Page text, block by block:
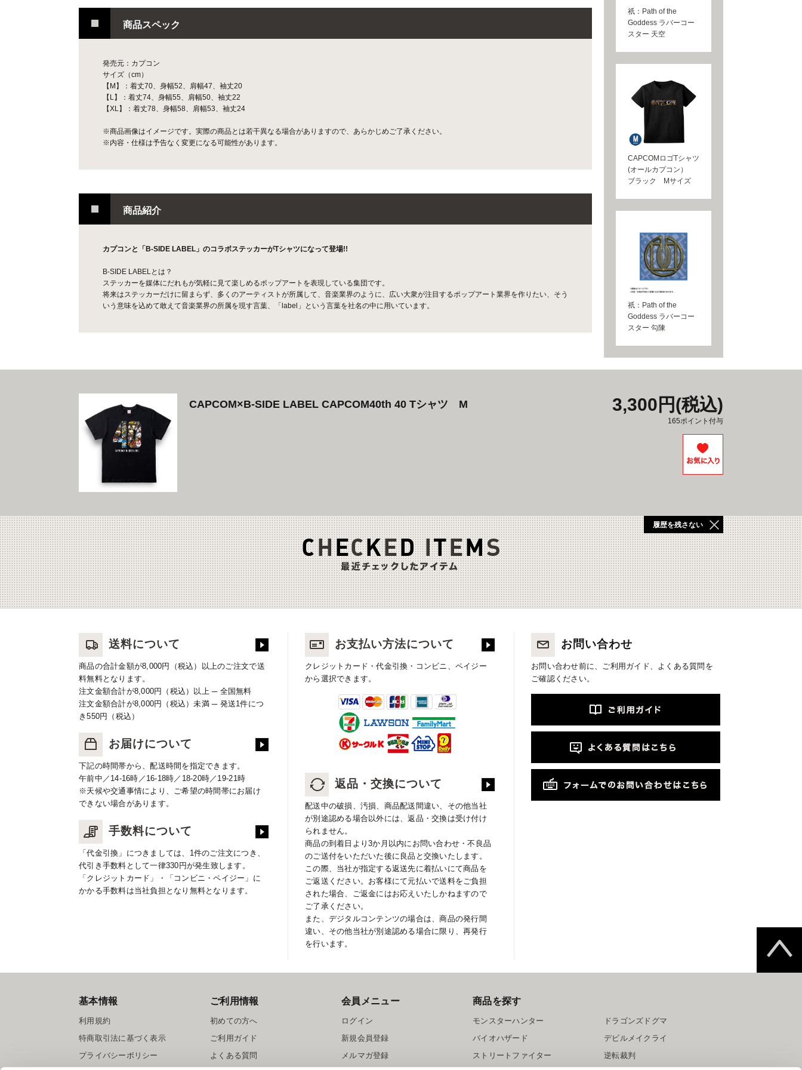
商品スペック
発売元：カプコン
サイズ（cm）
【M】：着丈70、身幅52、肩幅47、袖丈20
【L】：着丈74、身幅55、肩幅50、袖丈22
【XL】：着丈78、身幅58、肩幅53、袖丈24
※商品画像はイメージです。実際の商品とは若干異なる場合がありますので、あらかじめご了承ください。
※内容・仕様は予告なく変更になる可能性があります。
商品紹介
カプコンと「B-SIDE LABEL」のコラボステッカーがTシャツになって登場!!
B-SIDE LABELとは？
ステッカーを媒体にだれもが気軽に見て楽しめるポップアートを表現している集団です。
将来はステッカーだけに留まらず、多くのアーティストが所属して、音楽業界のように、広い大衆が注目するポップアート業界を作りたい、そう
いう意味を込めて敢えて音楽業界の所属を現す言葉、「label」という言葉を社名の中に用いています。
祇：Path of the
Goddess ラバーコー
スター 天空
CAPCOMロゴTシャツ
(オールカプコン）
ブラック Mサイズ
祇：Path of the
Goddess ラバーコー
スター 勾陳
CAPCOM×B-SIDE LABEL CAPCOM40th 40 Tシャツ M 3,300円(税込)
165ポイント付与
履歴を残さない
送料について
商品の合計金額が8,000円（税込）以上のご注文で送
料無料となります。
注文金額合計が8,000円（税込）以上 ─ 全国無料
注文金額合計が8,000円（税込）未満 ─ 発送1件につ
き550円（税込）
お届けについて
下記の時間帯から、配送時間を指定できます。
午前中／14-16時／16-18時／18-20時／19-21時
※天候や交通事情により、ご希望の時間帯にお届け
できない場合があります。
手数料について
「代金引換」につきましては、1件のご注文につき、
代引き手数料として一律330円が発生致します。
「クレジットカード」・「コンビニ・ペイジー」に
かかる手数料は当社負担となり無料となります。
お支払い方法について
クレジットカード・代金引換・コンビニ、ペイジー
から選択できます。
返品・交換について
配送中の破損、汚損、商品配送間違い、その他当社
が別途認める場合以外には、返品・交換は受け付け
られません。
商品の到着日より3か月以内にお問い合わせ・不良品
のご送付をいただいた後に良品と交換いたします。
この際、当社が指定する返送先に着払いにて商品を
ご返送ください。お客様にて元払いで送料をご負担
された場合、ご返金にはお応えいたしかねますので
ご了承ください。
また、デジタルコンテンツの場合は、商品の発行間
違い、その他当社が別途認める場合に限り、再発行
を行います。
お問い合わせ
お問い合わせ前に、ご利用ガイド、よくある質問を
ご確認ください。
基本情報
利用規約
特商取引法に基づく表示
プライバシーポリシー
ご利用情報
初めての方へ
ご利用ガイド
よくある質問
会員メニュー
ログイン
新規会員登録
メルマガ登録
商品を探す
モンスターハンター
バイオハザード
ストリートファイター
ドラゴンズドグマ
デビルメイクライ
逆転裁判